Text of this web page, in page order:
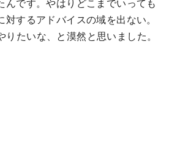
んです。やはりどこまでいっても
対するアドバイスの域を出ない。
りたいな、と漠然と思いました。